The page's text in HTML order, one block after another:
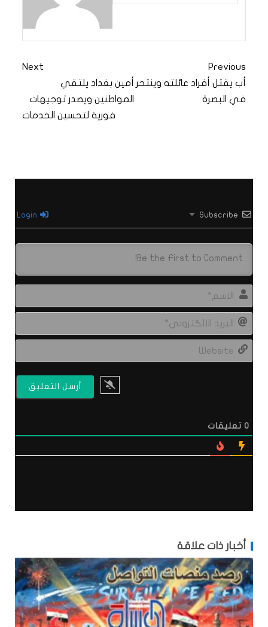
Previous
أب يقتل أفراد عائلته وينتحر
في البصرة
Next
أمين بغداد يلتقي
المواطنين ويصدر توجيهات
فورية لتحسين الخدمات
Subscribe
0 تعليقات
أخبار ذات علاقة